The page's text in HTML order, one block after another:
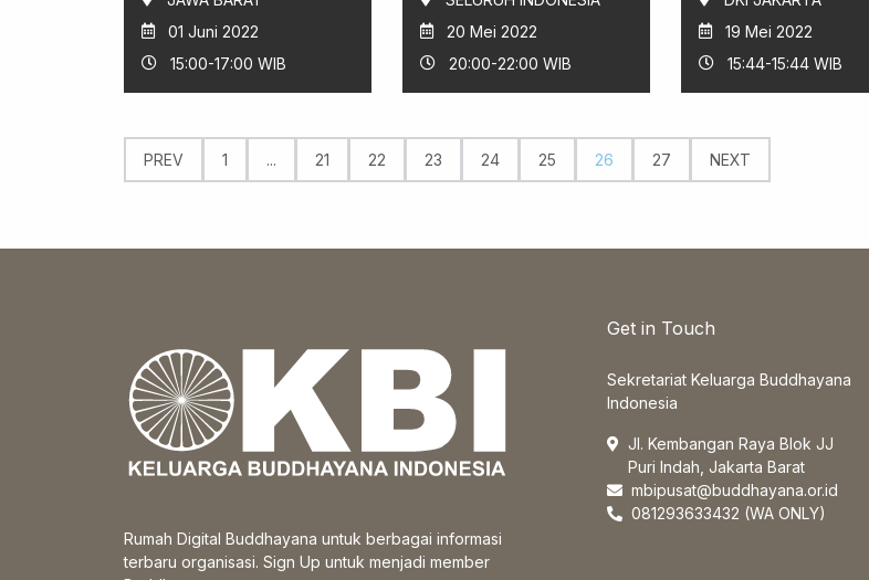
01 Juni 2022
15:00-17:00 WIB
20 Mei 2022
20:00-22:00 WIB
19 Mei 2022
15:44-15:44 WIB
PREV 1 ... 21 22 23 24 25 26 27 NEXT
Rumah Digital Buddhayana untuk berbagai informasi
terbaru organisasi. Sign Up untuk menjadi member
Get in Touch
Sekretariat Keluarga Buddhayana
Indonesia
Jl. Kembangan Raya Blok JJ
Puri Indah, Jakarta Barat
mbipusat@buddhayana.or.id
081293633432 (WA ONLY)